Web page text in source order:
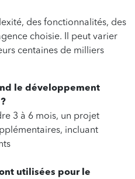
des fonctionnalités, des
choisie. Il peut varier
centaines de milliers
le développement
3 à 6 mois, un projet
incluant
utilisées pour le